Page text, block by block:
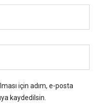
için adım, e-posta
kaydedilsin.